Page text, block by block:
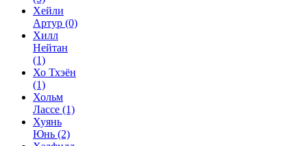
Хейли
Артур (0)
Хилл
Нейтан
(1)
Хо Тхэён
(1)
Хольм
Лассе (1)
Хуянь
Юнь (2)